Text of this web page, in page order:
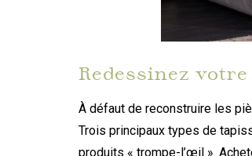
Redessinez
À défaut de reconstruire les
Trois principaux types de
produits « trompe-l’œil ».